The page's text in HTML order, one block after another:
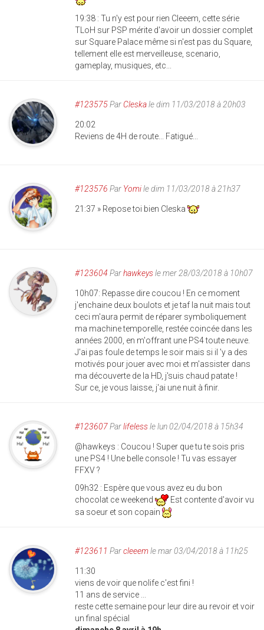
19:38 : Tu n'y est pour rien Cleeem, cette série
TLoH sur PSP mérite d'avoir un dossier complet
sur Square Palace même si n'est pas du Square,
tellement elle est merveilleuse, scenario,
gameplay, musiques, etc...
#123575Par Cleskale dim 11/03/2018 à 20h03
20:02
Reviens de 4H de route... Fatigué...
#123576 Par Yomile dim 11/03/2018 à 21h37
21:37 » Repose toi bien Cleska
#123604 Parhawkeysle mer 28/03/2018 à 10h07
10h07: Repasse dire coucou ! En ce moment
j'enchaine deux boulots et je taf la nuit mais tout
ceci m'aura permit de réparer symboliquement
ma machine temporelle, restée coincée dans les
années 2000, en m'offrant une PS4 toute neuve.
J'ai pas foule de temps le soir mais si il 'y a des
motivés pour jouer avec moi et m'assister dans
ma découverte de la HD, j'suis chaud patate !
Sur ce, je vous laisse, j'ai une nuit à finir.
#123607Parlifelessle lun 02/04/2018 à 15h34
@hawkeys : Coucou ! Super que tu te sois pris
une PS4 ! Une belle console ! Tu vas essayer
FFXV ?
09h32 : Espère que vous avez eu du bon
chocolat ce weekend
Est contente d'avoir vu
sa soeur et son copain
#123611 Parcleeemle mar 03/04/2018 à 11h25
11:30
viens de voir que nolife c'est fini !
11 ans de service ...
reste cette semaine pour leur dire au revoir et voir
un final spécial